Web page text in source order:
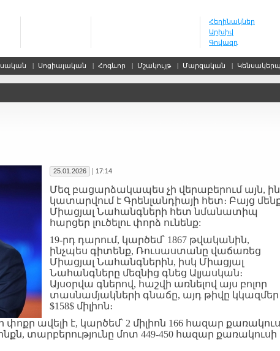
Հեղինակներ
Արխիվ
Գովազդ
| Սոցիալական | Հոգևոր | Մշակույթ | Մարզական | Կենսակերպ
25.01.2026 | 17:14
Մեզ բացարձակապես չի վերաբերում այն,
կատարվում է Գրենլանդիայի հետ։ Բայց
Միացյալ Նահանգների հետ նմանատիպ
հարցեր լուծելու փորձ ունենք:
19-րդ դարում, կարծեմ՝ 1867 թվականին,
ինչպես գիտենք, Ռուսաստանը վաճառեց
Միացյալ Նահանգներին, իսկ Միացյալ
Նահանգները մեզնից գնեց Ալյասկան։
Այսօրվա գներով, հաշվի առնելով այս բոլոր
տասնամյակների գնաճը, այդ թիվը կկազմեր
$158$ միլիոն։
ավելի է, կարծեմ՝ 2 միլիոն 166 հազար
տարբերությունը մոտ 449-450 հազար քառակուսի